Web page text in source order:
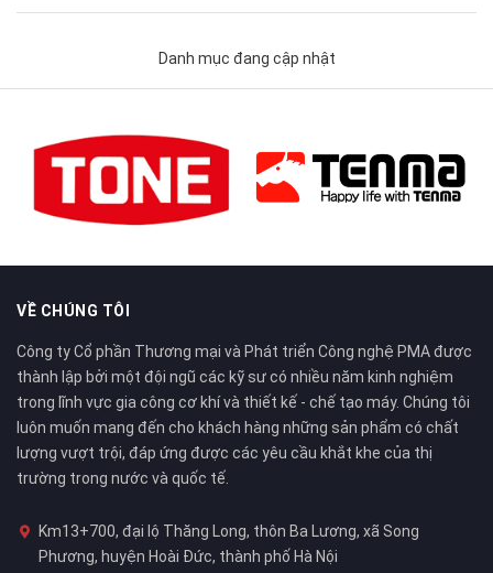
Danh mục đang cập nhật
VỀ CHÚNG TÔI
Công ty Cổ phần Thương mại và Phát triển Công nghệ PMA được
thành lập bởi một đội ngũ các kỹ sư có nhiều năm kinh nghiệm
trong lĩnh vực gia công cơ khí và thiết kế - chế tạo máy. Chúng tôi
luôn muốn mang đến cho khách hàng những sản phẩm có chất
lượng vượt trội, đáp ứng được các yêu cầu khắt khe của thị
trường trong nước và quốc tế.
Km13+700, đại lộ Thăng Long, thôn Ba Lương, xã Song
Phương, huyện Hoài Đức, thành phố Hà Nội